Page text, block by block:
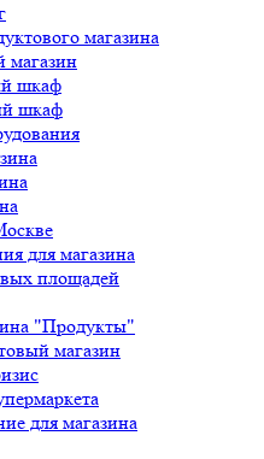
магазина
магазин
шкаф
шкаф
для магазина
площадей
"Продукты"
магазин
для магазина